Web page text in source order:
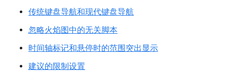
传统键盘导航和现代键盘导航
忽略火焰图中的无关脚本
时间轴标记和悬停时的范围突出显示
建议的限制设置